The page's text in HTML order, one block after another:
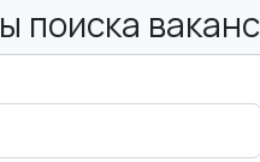
поиска